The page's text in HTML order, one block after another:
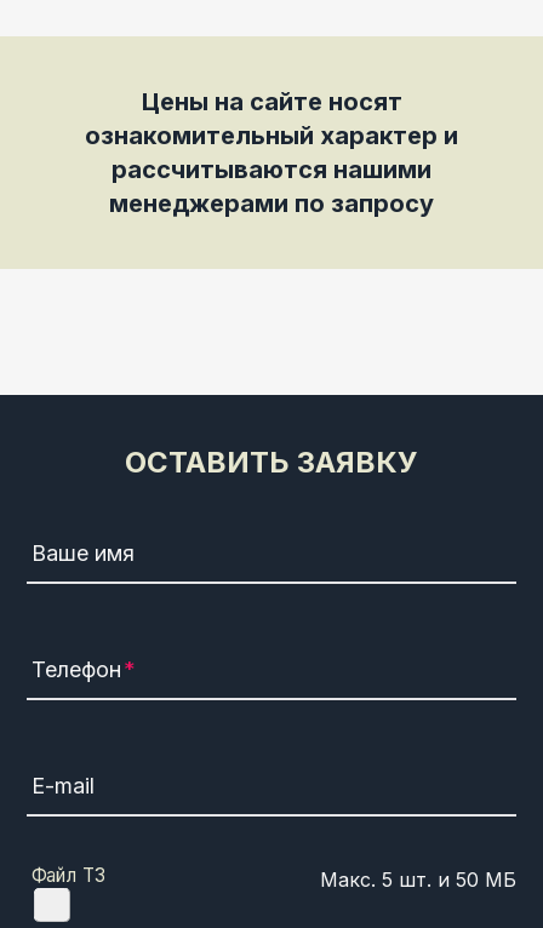
Цены на сайте носят
ознакомительный характер и
рассчитываются нашими
менеджерами по запросу
ОСТАВИТЬ ЗАЯВКУ
Ваше имя
Телефон
E-mail
Файл ТЗ